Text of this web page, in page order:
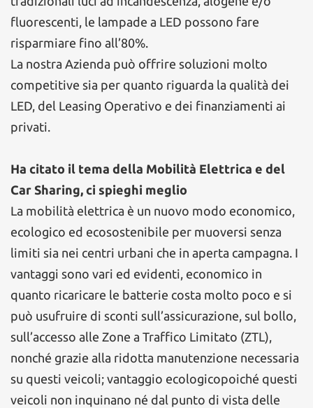
fluorescenti, le lampade a LED possono fare
risparmiare fino all’80%.
La nostra Azienda può offrire soluzioni molto
competitive sia per quanto riguarda la qualità dei
LED, del Leasing Operativo e dei finanziamenti ai
privati.
Ha citato il tema della Mobilità Elettrica e del
Car Sharing, ci spieghi meglio
La mobilità elettrica è un nuovo modo economico,
ecologico ed ecosostenibile per muoversi senza
limiti sia nei centri urbani che in aperta campagna. I
vantaggi sono vari ed evidenti, economico in
quanto ricaricare le batterie costa molto poco e si
può usufruire di sconti sull’assicurazione, sul bollo,
sull’accesso alle Zone a Traffico Limitato (ZTL),
nonché grazie alla ridotta manutenzione necessaria
su questi veicoli; vantaggio ecologicopoiché questi
veicoli non inquinano né dal punto di vista delle